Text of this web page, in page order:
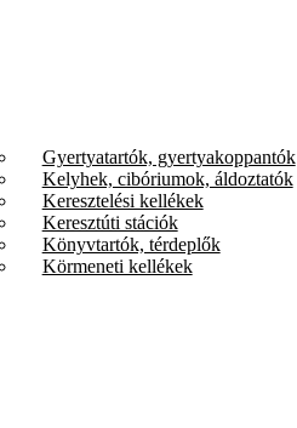
Gyertyatartók, gyertyakoppantók
Kelyhek, cibóriumok, áldoztatók
Keresztelési kellékek
Keresztúti stációk
Könyvtartók, térdeplők
Körmeneti kellékek